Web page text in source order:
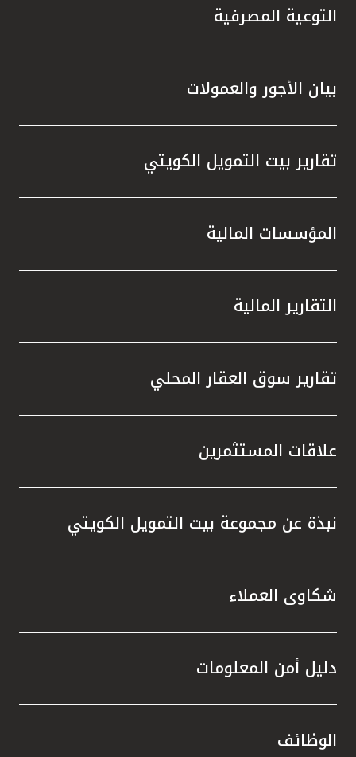
التوعية المصرفية
بيان الأجور والعمولات
تقارير بيت التمويل الكويتي
المؤسسات المالية
التقارير المالية
تقارير سوق العقار المحلي
علاقات المستثمرين
نبذة عن مجموعة بيت التمويل الكويتي
شكاوى العملاء
دليل أمن المعلومات
الوظائف